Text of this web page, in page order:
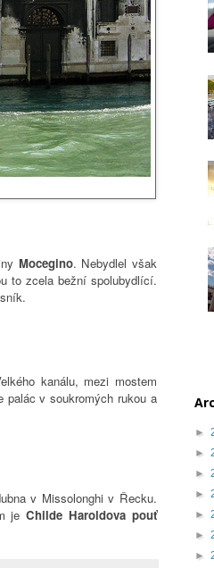
Mocegino. Nebydlel však
to zcela bežní spolubydlící.
kanálu, mezi mostem
palác v soukromých rukou a
v Missolonghi v Řecku.
je Childe Haroldova pouť
►
►
►
►
►
►
►